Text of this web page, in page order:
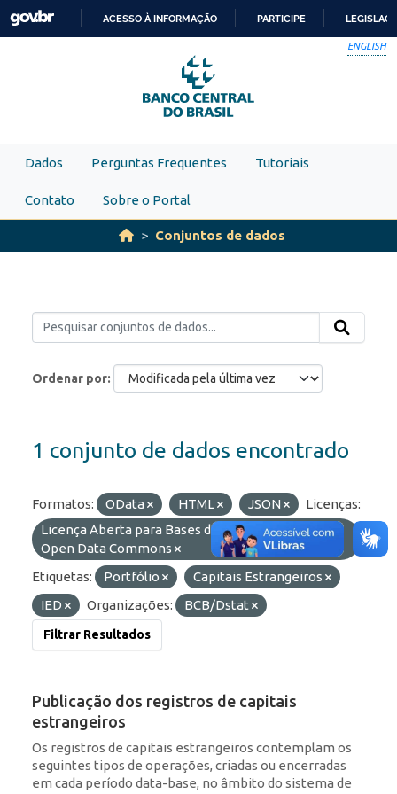
Skip to main content
PARA
O
CONTEÚDO
ACESSO À INFORMAÇÃO PARTICIPE
ENGLISH
Dados Perguntas Frequentes Tutoriais
Contato Sobre o Portal
Conjuntos de dados
Ordenar por
1 conjunto de dados encontrado
Formatos: OData HTML JSON
Licenças:
Licença Aberta para Bases de Dados (ODbL) do
Open Data Commons
Etiquetas:
Portfólio
Capitais Estrangeiros
IED
Organizações: BCB/Dstat
Filtrar Resultados
Publicação dos registros de capitais
estrangeiros
Os registros de capitais estrangeiros contemplam os
seguintes tipos de operações, criadas ou encerradas
em cada período data-base, no âmbito do sistema de